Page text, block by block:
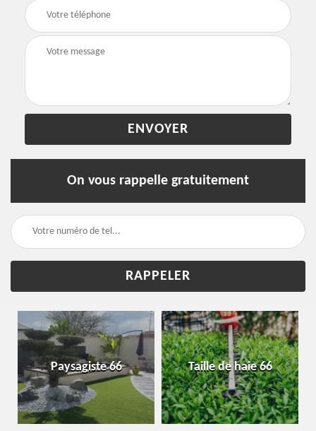
On vous rappelle gratuitement
Paysagiste 66 Taille de haie 66